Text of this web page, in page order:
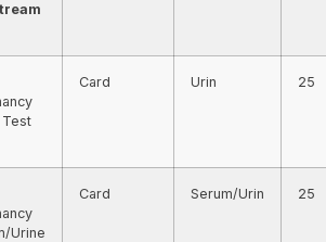
Card Urin 25
Urine
Card Serum/Urin 25